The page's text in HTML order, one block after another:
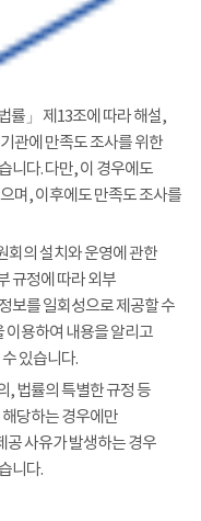
률」 제13조에 따라 해설,
관에 만족도 조사를 위한
니다. 다만, 이 경우에도
며, 이후에도 만족도 조사를
회의 설치와 운영에 관한
규정에 따라 외부
보를 일회성으로 제공할 수
이용하여 내용을 알리고
있습니다.
, 법률의 특별한 규정 등
해당하는 경우에만
공 사유가 발생하는 경우
니다.